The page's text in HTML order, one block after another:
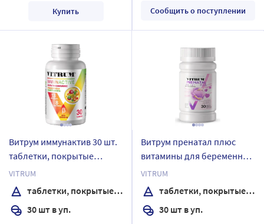
Купить Сообщить о поступлении
Витрум иммунактив 30 шт.
таблетки, покрытые
оболочкой массой 1400 мг
VITRUM
таблетки, покрытые оболочкой
30 шт в уп.
Витрум пренатал плюс
витамины для беременных
30 шт. таблетки, покрытые
пленочной оболочкой
VITRUM
таблетки, покрытые пленочной оболочкой
30 шт в уп.